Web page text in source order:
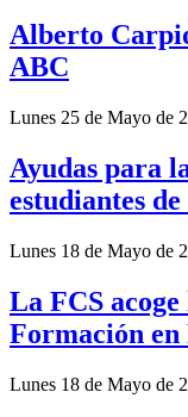
Alberto
ABC
Lunes 25 de Mayo de
Ayudas para
estudiantes
Lunes 18 de Mayo de
La FCS
Formación
Lunes 18 de Mayo de